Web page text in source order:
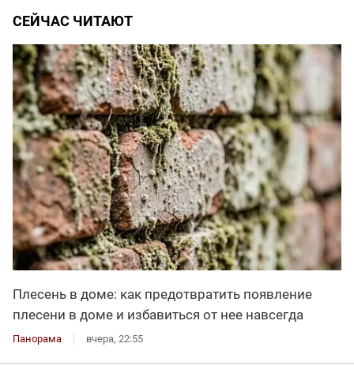
СЕЙЧАС ЧИТАЮТ
Плесень в доме: как предотвратить появление
плесени в доме и избавиться от нее навсегда
Панорама вчера, 22:55